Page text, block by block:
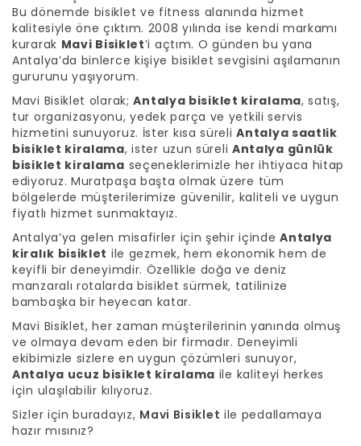
Bu dönemde bisiklet ve fitness alanında hizmet
kalitesiyle öne çıktım. 2008 yılında ise kendi markamı
kurarak Mavi Bisiklet’i açtım. O günden bu yana
Antalya’da binlerce kişiye bisiklet sevgisini aşılamanın
gururunu yaşıyorum.
Mavi Bisiklet olarak;Antalya bisiklet kiralama, satış,
tur organizasyonu, yedek parça ve yetkili servis
hizmetini sunuyoruz. İster kısa süreliAntalya saatlik
bisiklet kiralama, ister uzun süreli Antalya günlük
bisiklet kiralama seçeneklerimizle her ihtiyaca hitap
ediyoruz. Muratpaşa başta olmak üzere tüm
bölgelerde müşterilerimize güvenilir, kaliteli ve uygun
fiyatlı hizmet sunmaktayız.
Antalya’ya gelen misafirler için şehir içindeAntalya
kiralık bisiklet ile gezmek, hem ekonomik hem de
keyifli bir deneyimdir. Özellikle doğa ve deniz
manzaralı rotalarda bisiklet sürmek, tatilinize
bambaşka bir heyecan katar.
Mavi Bisiklet, her zaman müşterilerinin yanında olmuş
ve olmaya devam eden bir firmadır. Deneyimli
ekibimizle sizlere en uygun çözümleri sunuyor,
Antalya ucuz bisiklet kiralama ile kaliteyi herkes
için ulaşılabilir kılıyoruz.
Sizler için buradayız, Mavi Bisiklet ile pedallamaya
hazır mısınız?